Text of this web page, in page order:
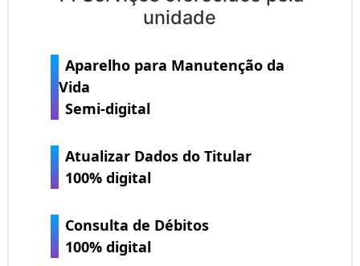
unidade
Aparelho para Manutenção da
Vida
Semi-digital
Atualizar Dados do Titular
100% digital
Consulta de Débitos
100% digital